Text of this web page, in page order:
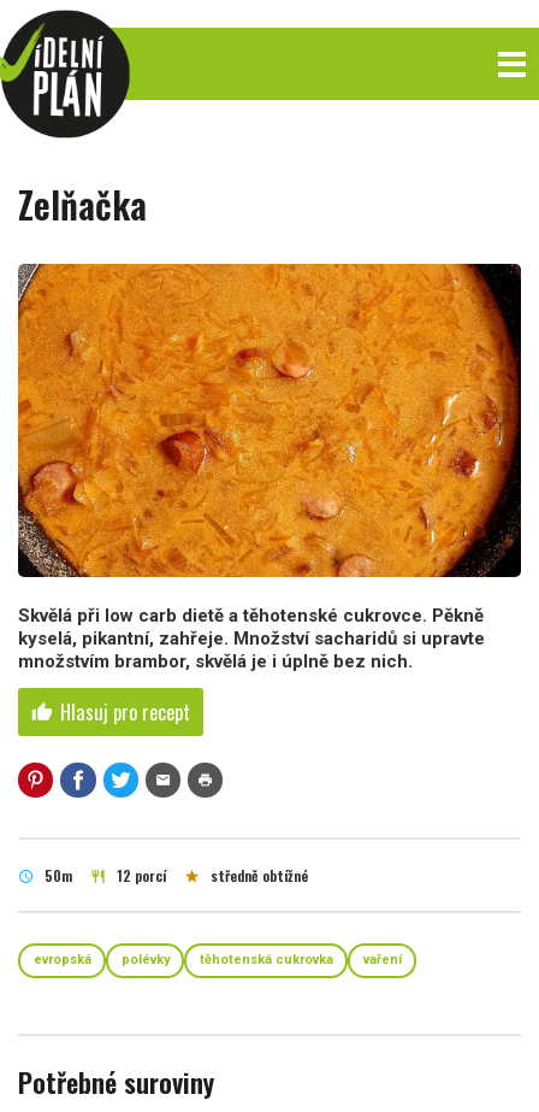
Zelňačka
Skvělá při low carb dietě a těhotenské cukrovce. Pěkně
kyselá, pikantní, zahřeje. Množství sacharidů si upravte
množstvím brambor, skvělá je i úplně bez nich.
thumb_up Hlasuj pro recept
mail print
schedule 50m restaurant 12 porcí star středně obtížné
evropská polévky těhotenská cukrovka vaření
Potřebné suroviny